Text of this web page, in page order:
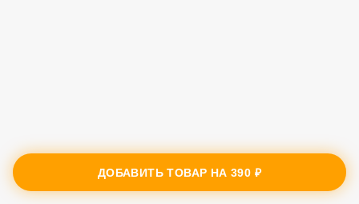
ДОБАВИТЬ ТОВАР НА390 ₽